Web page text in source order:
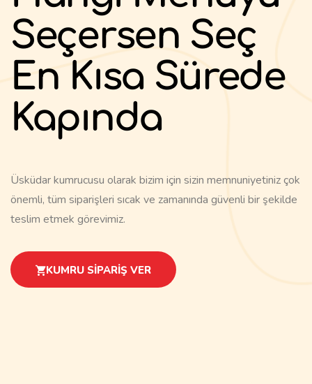
Seçersen Seç
En Kısa Sürede
Kapında
Üsküdar kumrucusu olarak bizim için sizin memnuniyetiniz çok
önemli, tüm siparişleri sıcak ve zamanında güvenli bir şekilde
teslim etmek görevimiz.
KUMRU SIPARIŞ VER